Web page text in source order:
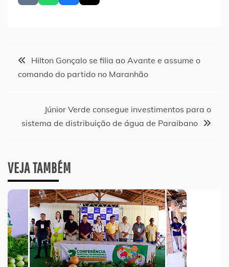
Navegação
Hilton Gonçalo se filia ao Avante e assume o
comando do partido no Maranhão
Júnior Verde consegue investimentos para o
sistema de distribuição de água de Paraibano
VEJA TAMBÉM